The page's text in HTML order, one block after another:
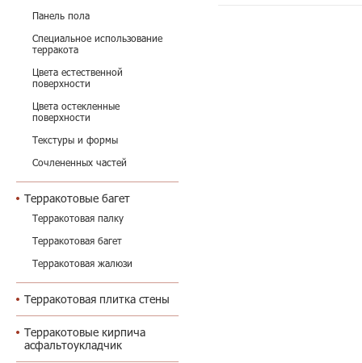
Панель пола
Специальное использование
терракота
Цвета естественной
поверхности
Цвета остекленные
поверхности
Текстуры и формы
Сочлененных частей
Терракотовые багет
Терракотовая палку
Терракотовая багет
Терракотовая жалюзи
Терракотовая плитка стены
Терракотовые кирпича
асфальтоукладчик